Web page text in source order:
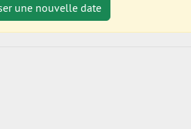
une nouvelle date